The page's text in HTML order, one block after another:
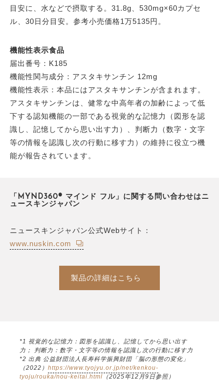
目安に、水などで摂取する。31.8g、530mg×60カプセ
ル、30日分目安。参考小売価格1万5135円。
機能性表示食品
届出番号：K185
機能性関与成分：アスタキサンチン 12mg
機能性表示：本品にはアスタキサンチンが含まれます。
アスタキサンチンは、健常な中高年者の加齢によって低
下する認知機能の一部である視覚的な記憶力（図形を認
識し、記憶してから思い出す力）、判断力（数字・文字
等の情報を認識し次の行動に移す力）の維持に役立つ機
能が報告されています。
「MYND360® マインド フル」に関する問い合わせはニ
ュースキンジャパン
ニュースキンジャパン公式Webサイト：
www.nuskin.com
製品の詳細はこちら
*1 視覚的な記憶力：図形を認識し、記憶してから思い出す
力； 判断力：数字・文字等の情報を認識し次の行動に移す力
*2 出典 公益財団法人長寿科学振興財団「脳の形態の変化」
（2022） https://www.tyojyu.or.jp/net/kenkou-
tyoju/rouka/nou-keitai.html （2025年12月9日参照）